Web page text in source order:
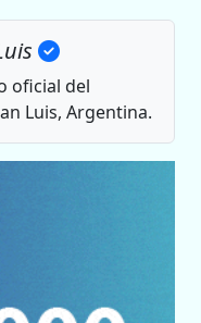
oficial del
Luis, Argentina.